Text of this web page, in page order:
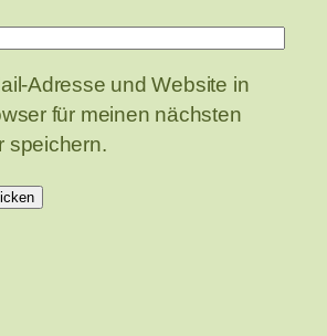
Adresse und Website in
für meinen nächsten
speichern.